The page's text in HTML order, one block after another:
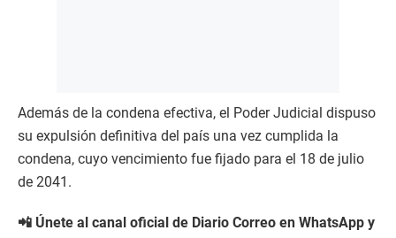
Además de la condena efectiva, el Poder Judicial dispuso
su expulsión definitiva del país una vez cumplida la
condena, cuyo vencimiento fue fijado para el 18 de julio
de 2041.
📲 Únete al canal oficial de Diario Correo en WhatsApp y